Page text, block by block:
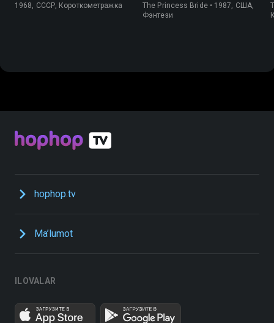
1968, СССР, Короткометражка
The Princess Bride • 1987, США,
Фэнтези
hophop.tv
Ma’lumot
ILOVALAR